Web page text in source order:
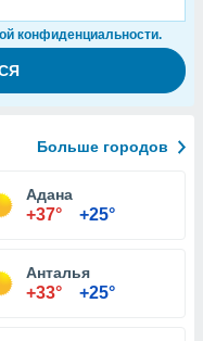
конфиденциальности.
Больше городов
Адана
+37° +25°
Анталья
+33° +25°